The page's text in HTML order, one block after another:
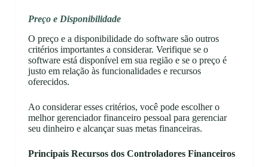
Preço e Disponibilidade
O preço e a disponibilidade do software são outros
critérios importantes a considerar. Verifique se o
software está disponível em sua região e se o preço é
justo em relação às funcionalidades e recursos
oferecidos.
Ao considerar esses critérios, você pode escolher o
melhor gerenciador financeiro pessoal para gerenciar
seu dinheiro e alcançar suas metas financeiras.
Principais Recursos dos Controladores Financeiros